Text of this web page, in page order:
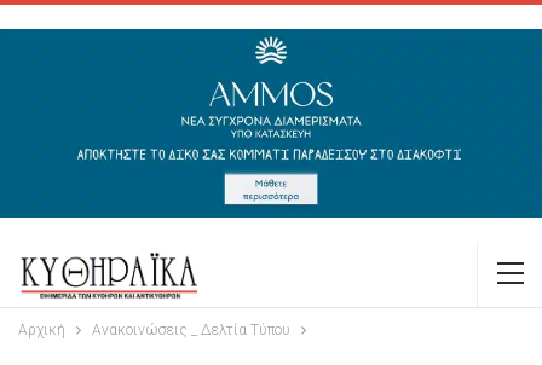
Αρχική Ανακοινώσεις _ Δελτία Τύπου